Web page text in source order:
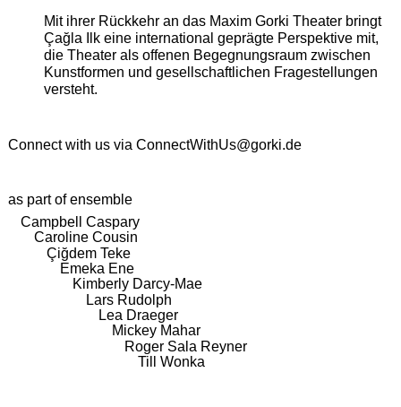
Mit ihrer Rückkehr an das Maxim Gorki Theater bringt
Çağla Ilk eine international geprägte Perspektive mit,
die Theater als offenen Begegnungsraum zwischen
Kunstformen und gesellschaftlichen Fragestellungen
versteht.
Connect with us via ConnectWithUs@gorki.de
as part of ensemble
Campbell Caspary
Caroline Cousin
Çiğdem Teke
Emeka Ene
Kimberly Darcy-Mae
Lars Rudolph
Lea Draeger
Mickey Mahar
Roger Sala Reyner
Till Wonka